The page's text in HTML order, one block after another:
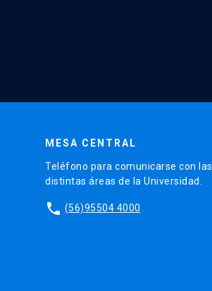
MESA CENTRAL
Teléfono para comunicarse con las
distintas áreas de la Universidad.
phone (56)95504 4000